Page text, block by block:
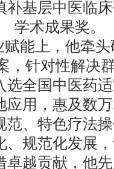
补基层中医临
学术成果奖。
能上，他牵
，针对性解决
选全国中医药
应用，惠及数
范、特色疗法
、规范化发展
卓越贡献，他